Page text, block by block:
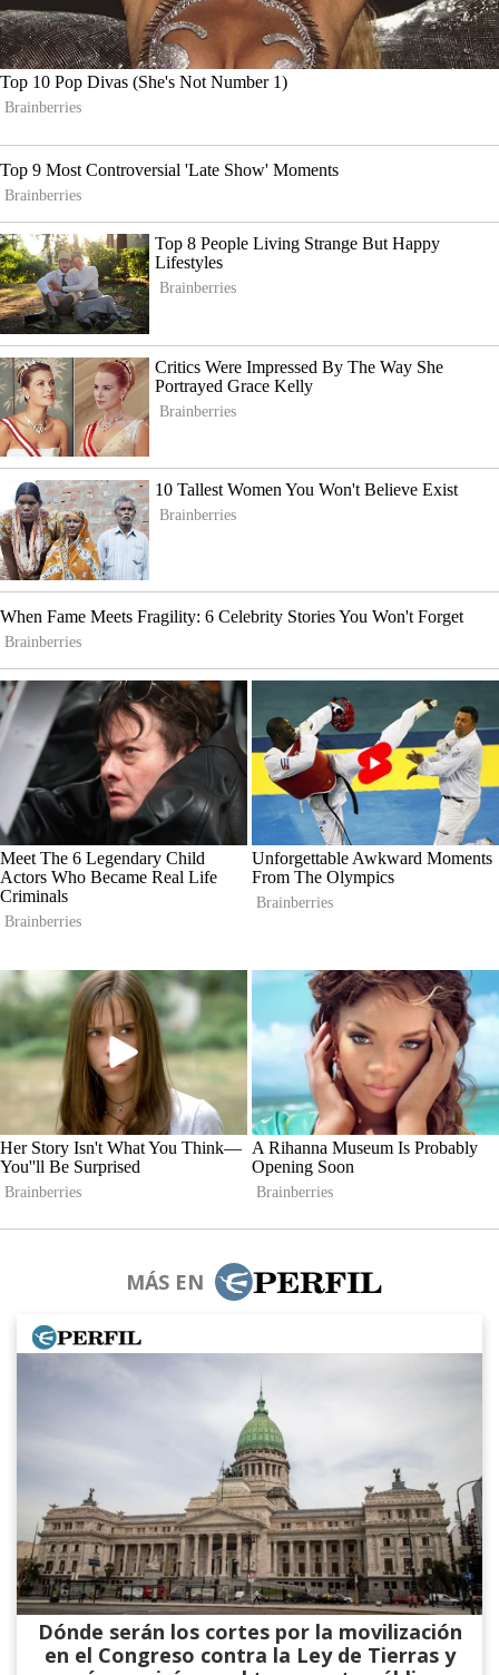
MÁS EN
Dónde serán los cortes por la movilización
en el Congreso contra la Ley de Tierras y